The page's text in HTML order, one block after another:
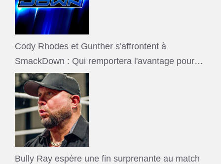
Cody Rhodes et Gunther s'affrontent à
SmackDown : Qui remportera l'avantage pour…
Bully Ray espère une fin surprenante au match